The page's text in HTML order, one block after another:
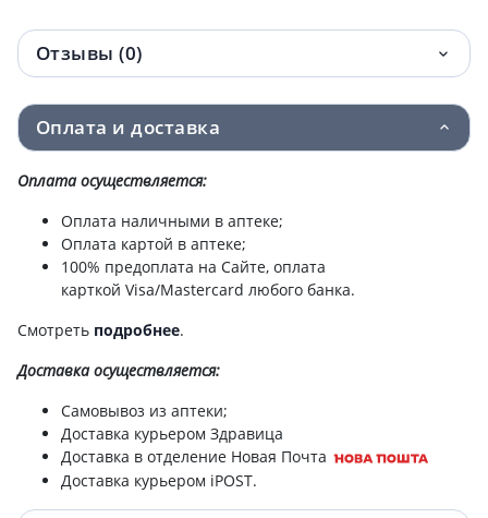
Отзывы (0)
Оплата и доставка
Оплата осуществляется:
Оплата наличными в аптеке;
Оплата картой в аптеке;
100% предоплата на Сайте, оплата
карткой Visa/Mastercard любого банка.
Смотреть подробнее.
Доставкаосуществляется:
Самовывоз из аптеки;
Доставка курьером Здравица
Доставка в отделение Новая Почта
Доставка курьером iPOST.